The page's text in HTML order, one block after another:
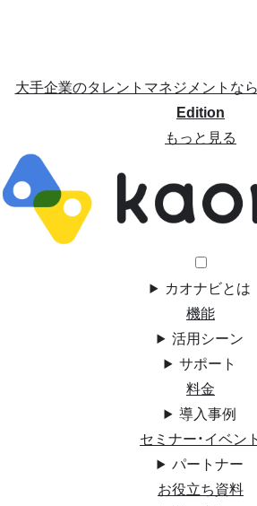
大手企業のタレントマネジメントなら
Edition
もっと見る
カオナビとは
機能
活用シーン
サポート
料金
導入事例
セミナー・イベント
パートナー
お役立ち資料